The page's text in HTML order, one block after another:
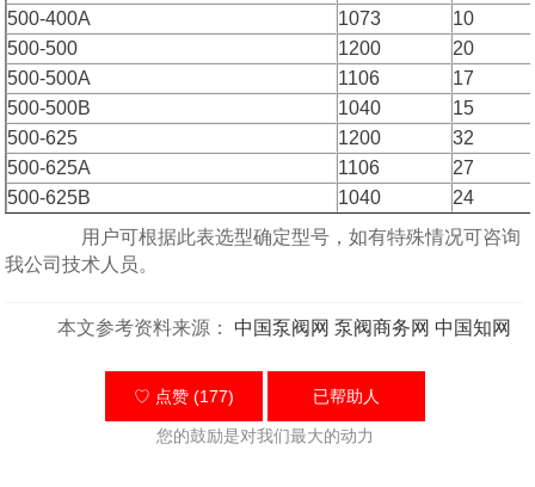
500-400A
1073
10
500-500
1200
20
500-500A
1106
17
500-500B
1040
15
500-625
1200
32
500-625A
1106
27
500-625B
1040
24
用户可根据此表选型确定型号，如有特殊情况可咨询
我公司技术人员。
本文参考资料来源： 中国泵阀网 泵阀商务网 中国知网
♡ 点赞 (177) 已帮助 人
您的鼓励是对我们最大的动力